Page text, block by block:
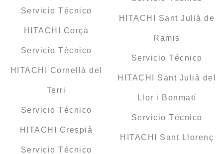
Servicio Técnico
HITACHI Corçà
Servicio Técnico
HITACHI Cornellà del
Terri
Servicio Técnico
HITACHI Crespià
Servicio Técnico
HITACHI Sant Julià de
Ramis
Servicio Técnico
HITACHI Sant Julià del
Llor i Bonmatí
Servicio Técnico
HITACHI Sant Llorenç